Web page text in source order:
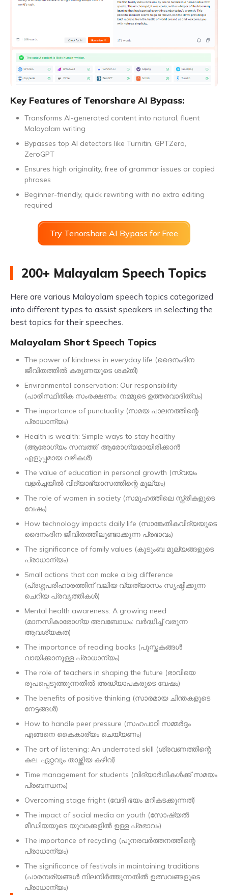
Key Features of Tenorshare AI Bypass:
Transforms AI-generated content into natural, fluent
Malayalam writing
Bypasses top AI detectors like Turnitin, GPTZero,
ZeroGPT
Ensures high originality, free of grammar issues or copied
phrases
Beginner-friendly, quick rewriting with no extra editing
required
Try Tenorshare AI Bypass for Free
200+ Malayalam Speech Topics
Here are various Malayalam speech topics categorized
into different types to assist speakers in selecting the
best topics for their speeches.
Malayalam Short Speech Topics
The power of kindness in everyday life (ദൈനംദിന
ജീവിതത്തിൽ കരുണയുടെ ശക്തി)
Environmental conservation: Our responsibility
(പാരിസ്ഥിതിക സംരക്ഷണം: നമ്മുടെ ഉത്തരവാദിത്വം)
The importance of punctuality (സമയ പാലനത്തിന്റെ
പ്രാധാന്യം)
Health is wealth: Simple ways to stay healthy
(ആരോഗ്യം സമ്പത്ത്: ആരോഗ്യമായിരിക്കാൻ
എളുപ്പമായ വഴികൾ)
The value of education in personal growth (സ്വയം
വളർച്ചയിൽ വിദ്യാഭ്യാസത്തിന്റെ മൂല്യം)
The role of women in society (സമൂഹത്തിലെ സ്ത്രീകളുടെ
വേഷം)
How technology impacts daily life (സാങ്കേതികവിദ്യയുടെ
ദൈനംദിന ജീവിതത്തിലുണ്ടാക്കുന്ന പ്രഭാവം)
The significance of family values (കുടുംബ മൂല്യങ്ങളുടെ
പ്രാധാന്യം)
Small actions that can make a big difference
(പ്രശ്നപരിഹാരത്തിന് വലിയ വ്യത്യാസം സൃഷ്ടിക്കുന്ന
ചെറിയ പ്രവൃത്തികൾ)
Mental health awareness: A growing need
(മാനസികാരോഗ്യ അവബോധം: വർദ്ധിച്ച് വരുന്ന
ആവശ്യകത)
The importance of reading books (പുസ്തകങ്ങൾ
വായിക്കാനുള്ള പ്രാധാന്യം)
The role of teachers in shaping the future (ഭാവിയെ
രൂപപ്പെടുത്തുന്നതിൽ അദ്ധ്യാപകരുടെ വേഷം)
The benefits of positive thinking (സാരമായ ചിന്തകളുടെ
നേട്ടങ്ങൾ)
How to handle peer pressure (സഹപാഠി സമ്മർദ്ദം
എങ്ങനെ കൈകാര്യം ചെയ്യണം)
The art of listening: An underrated skill (ശ്രവണത്തിന്റെ
കല: ഏറ്റവും താഴ്ത്തിയ കഴിവ്)
Time management for students (വിദ്യാർഥികൾക്ക് സമയം
പ്രബന്ധനം)
Overcoming stage fright (വേദി ഭയം മറികടക്കുന്നത്)
The impact of social media on youth (സോഷ്യൽ
മീഡിയയുടെ യുവാക്കളിൽ ഉള്ള പ്രഭാവം)
The importance of recycling (പുനരവർത്തനത്തിന്റെ
പ്രാധാന്യം)
The significance of festivals in maintaining traditions
(പാരമ്പര്യങ്ങൾ നിലനിര്‍ത്തുന്നതിൽ ഉത്സവങ്ങളുടെ
പ്രാധാന്യം)